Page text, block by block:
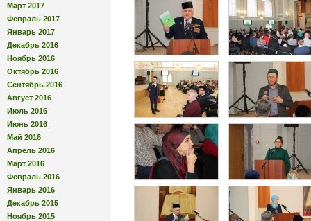
Март 2017
Февраль 2017
Январь 2017
Декабрь 2016
Ноябрь 2016
Октябрь 2016
Сентябрь 2016
Август 2016
Июль 2016
Июнь 2016
Май 2016
Апрель 2016
Март 2016
Февраль 2016
Январь 2016
Декабрь 2015
Ноябрь 2015